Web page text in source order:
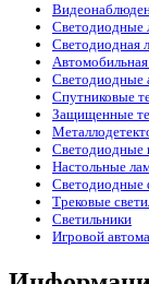
Светодиодные
Светодиодная
Светодиодные
Спутниковые
Защищенные
Светодиодные
Настольные
Светодиодные
Трековые
Светильники
Игровой